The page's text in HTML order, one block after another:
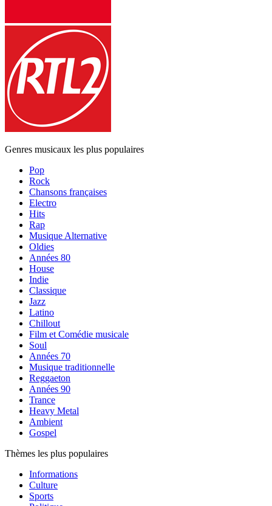
Genres musicaux les plus populaires
Pop
Rock
Chansons françaises
Electro
Hits
Rap
Musique Alternative
Oldies
Années 80
House
Indie
Classique
Jazz
Latino
Chillout
Film et Comédie musicale
Soul
Années 70
Musique traditionnelle
Reggaeton
Années 90
Trance
Heavy Metal
Ambient
Gospel
Thèmes les plus populaires
Informations
Culture
Sports